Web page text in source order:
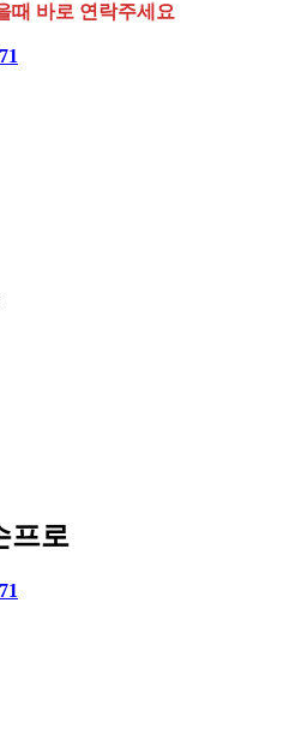
때 바로 연락주세요
프로